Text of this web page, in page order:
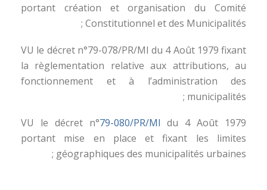
portant création et organisation du Comité
Constitutionnel et des Municipalités ;
VU le décret n°79-078/PR/MI du 4 Août 1979 fixant
la règlementation relative aux attributions, au
fonctionnement et à l’administration des
municipalités ;
VU le décret n°79-080/PR/MIdu 4 Août 1979
portant mise en place et fixant les limites
géographiques des municipalités urbaines ;